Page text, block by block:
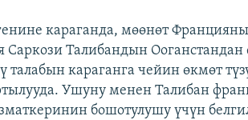
караганда, мөөнөт
Талибандын Ооганстандан
талабын караганга чейин өкмөт
Ушуну менен Талибан
бошотулушу үчүн